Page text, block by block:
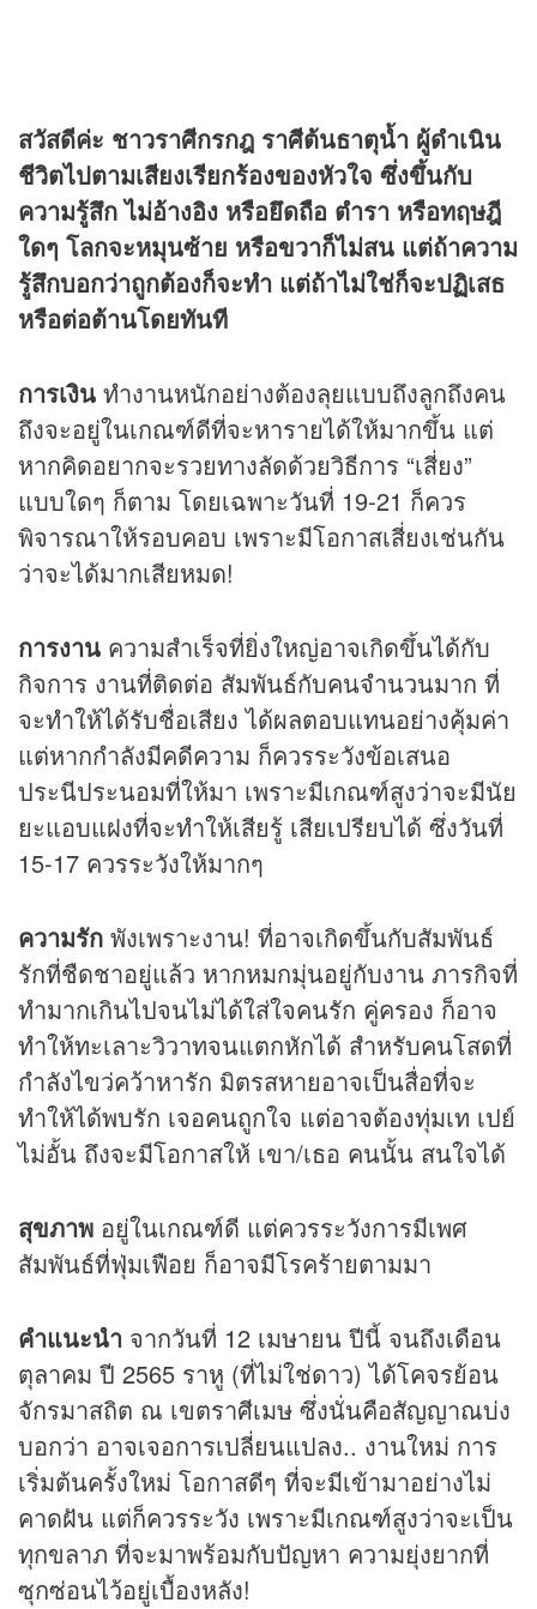
สวัสดีค่ะ ชาวราศีกรกฎ ราศีต้นธาตุน้ำ ผู้ดำเนิน
ชีวิตไปตามเสียงเรียกร้องของหัวใจ ซึ่งขึ้นกับ
ความรู้สึก ไม่อ้างอิง หรือยึดถือ ตำรา หรือทฤษฎี
ใดๆ โลกจะหมุนซ้าย หรือขวาก็ไม่สน แต่ถ้าความ
รู้สึกบอกว่าถูกต้องก็จะทำ แต่ถ้าไม่ใช่ก็จะปฏิเสธ
หรือต่อต้านโดยทันที
การเงิน ทำงานหนักอย่างต้องลุยแบบถึงลูกถึงคน
ถึงจะอยู่ในเกณฑ์ดีที่จะหารายได้ให้มากขึ้น แต่
หากคิดอยากจะรวยทางลัดด้วยวิธีการ “เสี่ยง”
แบบใดๆ ก็ตาม โดยเฉพาะวันที่ 19-21 ก็ควร
พิจารณาให้รอบคอบ เพราะมีโอกาสเสี่ยงเช่นกัน
ว่าจะได้มากเสียหมด!
การงาน ความสำเร็จที่ยิ่งใหญ่อาจเกิดขึ้นได้กับ
กิจการ งานที่ติดต่อ สัมพันธ์กับคนจำนวนมาก ที่
จะทำให้ได้รับชื่อเสียง ได้ผลตอบแทนอย่างคุ้มค่า
แต่หากกำลังมีคดีความ ก็ควรระวังข้อเสนอ
ประนีประนอมที่ให้มา เพราะมีเกณฑ์สูงว่าจะมีนัย
ยะแอบแฝงที่จะทำให้เสียรู้ เสียเปรียบได้ ซึ่งวันที่
15-17 ควรระวังให้มากๆ
ความรัก พังเพราะงาน! ที่อาจเกิดขึ้นกับสัมพันธ์
รักที่ชืดชาอยู่แล้ว หากหมกมุ่นอยู่กับงาน ภารกิจที่
ทำมากเกินไปจนไม่ได้ใส่ใจคนรัก คู่ครอง ก็อาจ
ทำให้ทะเลาะวิวาทจนแตกหักได้ สำหรับคนโสดที่
กำลังไขว่คว้าหารัก มิตรสหายอาจเป็นสื่อที่จะ
ทำให้ได้พบรัก เจอคนถูกใจ แต่อาจต้องทุ่มเท เปย์
ไม่อั้น ถึงจะมีโอกาสให้ เขา/เธอ คนนั้น สนใจได้
สุขภาพ อยู่ในเกณฑ์ดี แต่ควรระวังการมีเพศ
สัมพันธ์ที่ฟุ่มเฟือย ก็อาจมีโรคร้ายตามมา
คำแนะนำ จากวันที่ 12 เมษายน ปีนี้ จนถึงเดือน
ตุลาคม ปี 2565 ราหู (ที่ไม่ใช่ดาว) ได้โคจรย้อน
จักรมาสถิต ณ เขตราศีเมษ ซึ่งนั่นคือสัญญาณบ่ง
บอกว่า อาจเจอการเปลี่ยนแปลง.. งานใหม่ การ
เริ่มต้นครั้งใหม่ โอกาสดีๆ ที่จะมีเข้ามาอย่างไม่
คาดฝัน แต่ก็ควรระวัง เพราะมีเกณฑ์สูงว่าจะเป็น
ทุกขลาภ ที่จะมาพร้อมกับปัญหา ความยุ่งยากที่
ซุกซ่อนไว้อยู่เบื้องหลัง!